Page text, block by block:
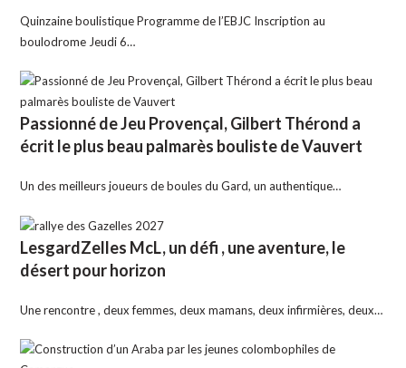
Quinzaine boulistique Programme de l’EBJC Inscription au
boulodrome Jeudi 6…
Passionné de Jeu Provençal, Gilbert Thérond a
écrit le plus beau palmarès bouliste de Vauvert
Un des meilleurs joueurs de boules du Gard, un authentique…
LesgardZelles McL, un défi , une aventure, le
désert pour horizon
Une rencontre , deux femmes, deux mamans, deux infirmières, deux…